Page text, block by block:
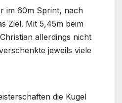
im 60m Sprint, nach
Ziel. Mit 5,45m beim
allerdings nicht
jeweils viele
die Kugel